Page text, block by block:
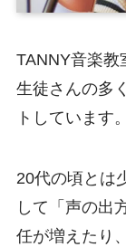
TANNY音楽教
生徒さんの多
トしています。
20代の頃とは
して「声の出
任が増えたり